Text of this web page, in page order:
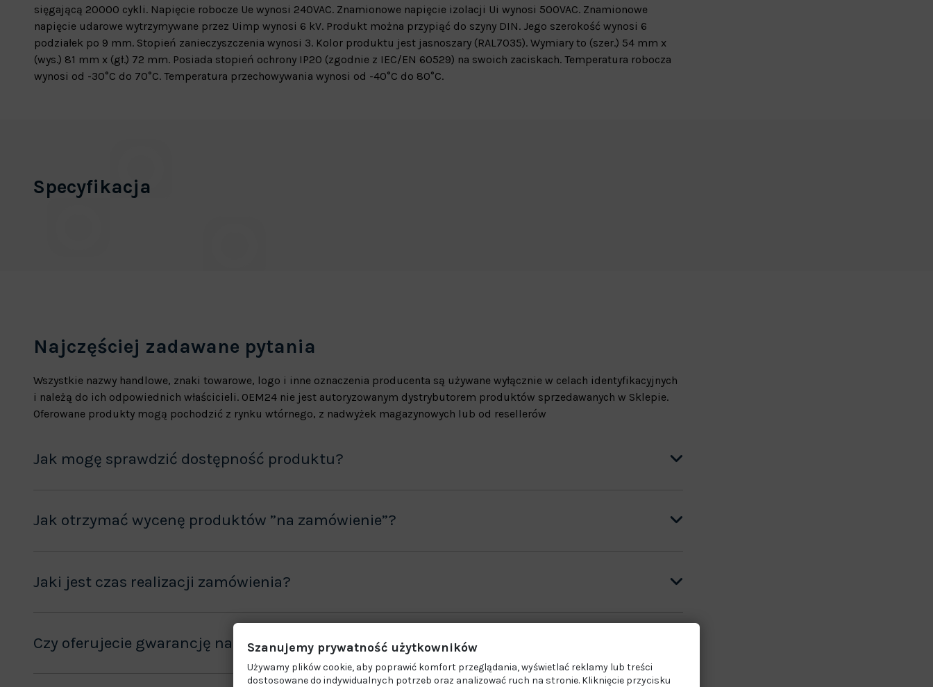
sięgającą 20000 cykli. Napięcie robocze Ue wynosi 240VAC. Znamionowe napięcie izolacji Ui wynosi 500VAC. Znamionowe
napięcie udarowe wytrzymywane przez Uimp wynosi 6 kV. Produkt można przypiąć do szyny DIN. Jego szerokość wynosi 6
podziałek po 9 mm. Stopień zanieczyszczenia wynosi 3. Kolor produktu jest jasnoszary (RAL7035). Wymiary to (szer.) 54 mm x
(wys.) 81 mm x (gł.) 72 mm. Posiada stopień ochrony IP20 (zgodnie z IEC/EN 60529) na swoich zaciskach. Temperatura robocza
wynosi od -30°C do 70°C. Temperatura przechowywania wynosi od -40°C do 80°C.
Specyfikacja
Najczęściej zadawane pytania
Wszystkie nazwy handlowe, znaki towarowe, logo i inne oznaczenia producenta są używane wyłącznie w celach identyfikacyjnych
i należą do ich odpowiednich właścicieli. OEM24 nie jest autoryzowanym dystrybutorem produktów sprzedawanych w Sklepie.
Oferowane produkty mogą pochodzić z rynku wtórnego, z nadwyżek magazynowych lub od resellerów
Jak mogę sprawdzić dostępność produktu?
Jak otrzymać wycenę produktów ”na zamówienie”?
Jaki jest czas realizacji zamówienia?
Czy oferujecie gwarancję na sprzedawane produkty?
Szanujemy prywatność użytkowników
Używamy plików cookie, aby poprawić komfort przeglądania, wyświetlać reklamy lub treści
dostosowane do indywidualnych potrzeb oraz analizować ruch na stronie. Kliknięcie przycisku